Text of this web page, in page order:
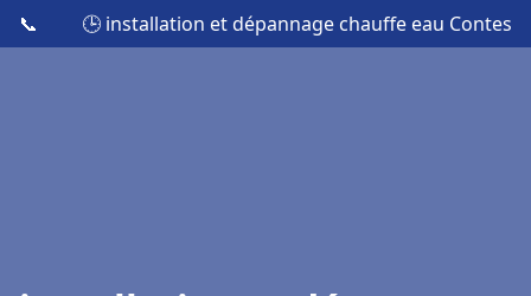
📞 🕒 installation et dépannage chauffe eau Contes